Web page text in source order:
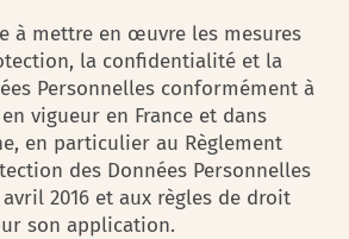
à mettre en œuvre les mesures
la confidentialité et la
Personnelles conformément à
vigueur en France et dans
en particulier au Règlement
des Données Personnelles
avril 2016 et aux règles de droit
son application.